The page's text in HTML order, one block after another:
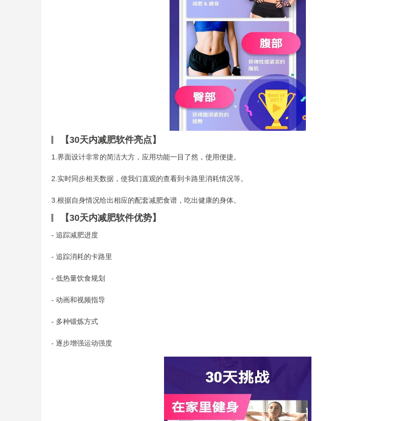
【30天内减肥软件亮点】
1.界面设计非常的简洁大方，应用功能一目了然，使用便捷。
2.实时同步相关数据，使我们直观的查看到卡路里消耗情况等。
3.根据自身情况给出相应的配套减肥食谱，吃出健康的身体。
【30天内减肥软件优势】
- 追踪减肥进度
- 追踪消耗的卡路里
- 低热量饮食规划
- 动画和视频指导
- 多种锻炼方式
- 逐步增强运动强度